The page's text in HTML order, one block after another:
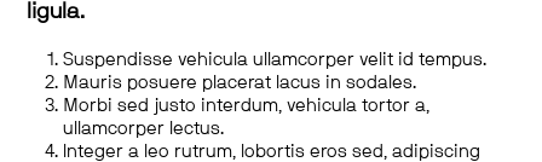
ligula.
Suspendisse vehicula ullamcorper velit id tempus.
Mauris posuere placerat lacus in sodales.
Morbi sed justo interdum, vehicula tortor a,
ullamcorper lectus.
Integer a leo rutrum, lobortis eros sed, adipiscing